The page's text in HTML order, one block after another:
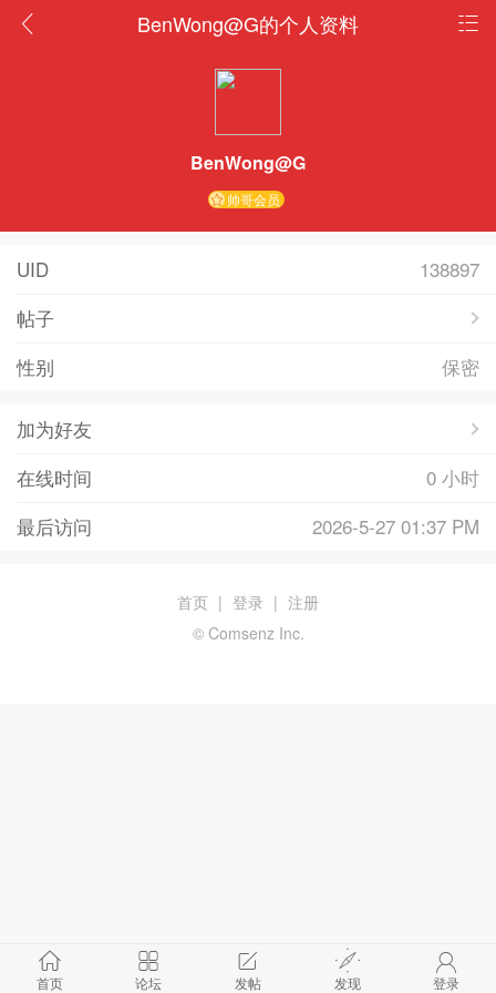
BenWong@G的个人资料
BenWong@G
帅哥会员
UID
138897
帖子
性别
保密
加为好友
在线时间
0 小时
最后访问
2026-5-27 01:37 PM
首页 论坛 发帖 发现 登录
首页 | 登录 | 注册
© Comsenz Inc.